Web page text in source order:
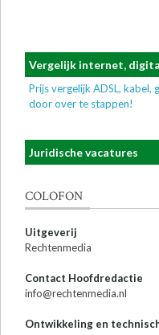
Vergelijk internet,
Prijs vergelijk ADSL, kabel,
door over te stappen!
Juridische vacatures
COLOFON
Uitgeverij
Rechtenmedia
Contact Hoofdredactie
info@rechtenmedia.nl
Ontwikkeling en